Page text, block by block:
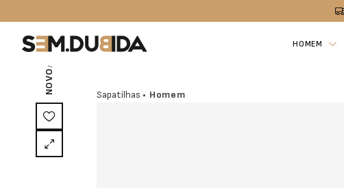
HOMEM
NOVO
/ EXCLUSIVO ON-LINE
Sapatilhas • Homem